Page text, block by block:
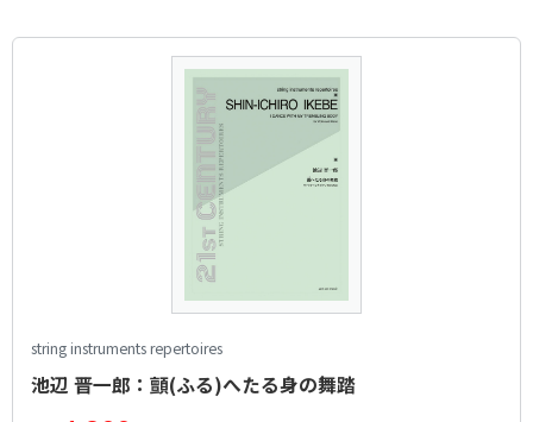
string instruments repertoires
池辺 晋一郎：顫(ふる)へたる身の舞踏